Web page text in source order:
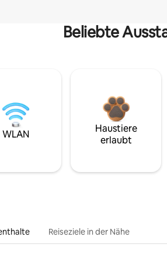
Beliebte
WLAN
Haustiere
erlaubt
Reiseziele in der Nähe